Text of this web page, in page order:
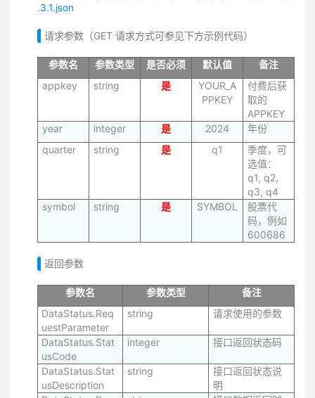
.3.1.json
请求参数（GET 请求方式可参见下方示例代码）
参数名 参数类型 是否必须 默认值
备注
appkey
string 是
YOUR_A
PPKEY
付费后获
取的
APPKEY
year
integer 是 2024
年份
quarter
string 是 q1
季度，可
选值：
q1, q2,
q3, q4
symbol
string 是 SYMBOL
股票代
码，例如
600686
返回参数
参数名 参数类型
备注
DataStatus.Req
uestParameter
string 请求使用的参数
DataStatus.Stat
usCode
integer 接口返回状态码
DataStatus.Stat
usDescription
string
接口返回状态说
明